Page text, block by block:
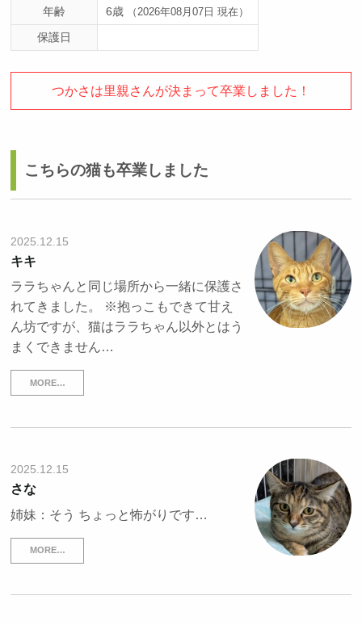
年齢
6歳 （2026年08月07日 現在）
保護日
つかさは里親さんが決まって卒業しました！
こちらの猫も卒業しました
2025.12.15
キキ
ララちゃんと同じ場所から一緒に保護さ
れてきました。 ※抱っこもできて甘え
ん坊ですが、猫はララちゃん以外とはう
まくできません…
MORE…
2025.12.15
さな
姉妹：そう ちょっと怖がりです…
MORE…